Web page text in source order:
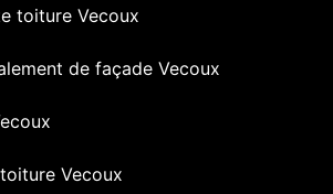
toiture Vecoux
de façade Vecoux
Vecoux